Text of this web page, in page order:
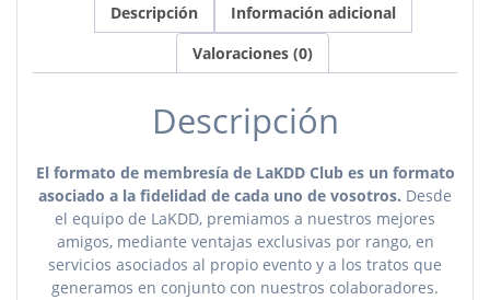
Descripción
Información adicional
Valoraciones (0)
Descripción
El formato de membresía de LaKDD Club es un formato
asociado a la fidelidad de cada uno de vosotros. Desde
el equipo de LaKDD, premiamos a nuestros mejores
amigos, mediante ventajas exclusivas por rango, en
servicios asociados al propio evento y a los tratos que
generamos en conjunto con nuestros colaboradores.